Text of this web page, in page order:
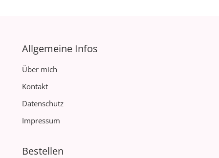
Allgemeine Infos
Über mich
Kontakt
Datenschutz
Impressum
Bestellen